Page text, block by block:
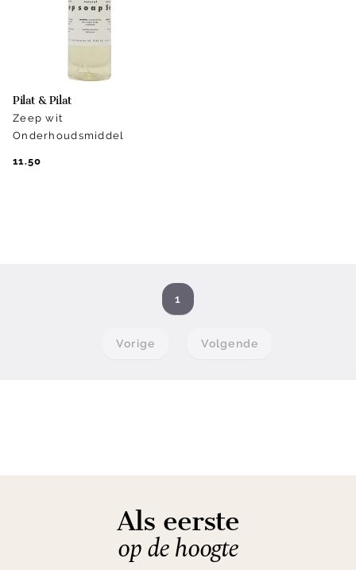
Pilat & Pilat
Zeep wit
Onderhoudsmiddel
11.50
Vorige
1
Volgende
Als eerste
op de hoogte